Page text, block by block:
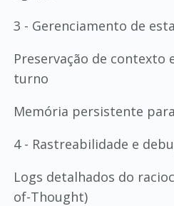
3 - Gerenciamento de
Preservação de contexto
turno
Memória persistente
4 - Rastreabilidade e
Logs detalhados do
of-Thought)